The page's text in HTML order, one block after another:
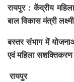
रायपुर : केंद्रीय
बाल विकास मंत्री
बस्तर संभाग में
एवं महिला सशक्तिकरण
रायपुर